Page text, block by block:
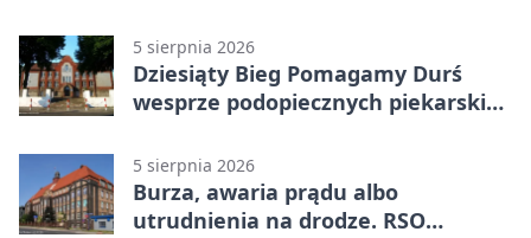
5 sierpnia 2026
Dziesiąty Bieg Pomagamy Durś
wesprze podopiecznych piekarskich
5 sierpnia 2026
Burza, awaria prądu albo
utrudnienia na drodze. RSO